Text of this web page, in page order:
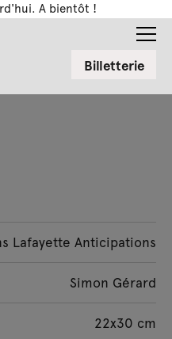
A bientôt !
Billetterie
Lafayette Anticipations
Simon Gérard
22x30 cm